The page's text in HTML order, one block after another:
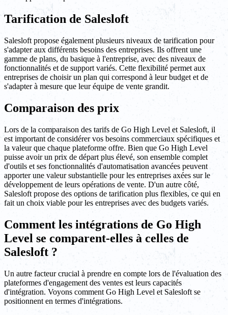
Tarification de Salesloft
Salesloft propose également plusieurs niveaux de tarification pour
s'adapter aux différents besoins des entreprises. Ils offrent une
gamme de plans, du basique à l'entreprise, avec des niveaux de
fonctionnalités et de support variés. Cette flexibilité permet aux
entreprises de choisir un plan qui correspond à leur budget et de
s'adapter à mesure que leur équipe de vente grandit.
Comparaison des prix
Lors de la comparaison des tarifs de Go High Level et Salesloft, il
est important de considérer vos besoins commerciaux spécifiques et
la valeur que chaque plateforme offre. Bien que Go High Level
puisse avoir un prix de départ plus élevé, son ensemble complet
d'outils et ses fonctionnalités d'automatisation avancées peuvent
apporter une valeur substantielle pour les entreprises axées sur le
développement de leurs opérations de vente. D'un autre côté,
Salesloft propose des options de tarification plus flexibles, ce qui en
fait un choix viable pour les entreprises avec des budgets variés.
Comment les intégrations de Go High
Level se comparent-elles à celles de
Salesloft ?
Un autre facteur crucial à prendre en compte lors de l'évaluation des
plateformes d'engagement des ventes est leurs capacités
d'intégration. Voyons comment Go High Level et Salesloft se
positionnent en termes d'intégrations.